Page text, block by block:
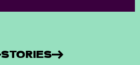
STORIES